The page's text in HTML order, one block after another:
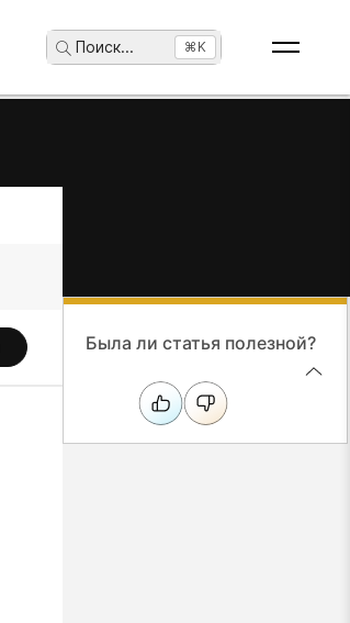
Поиск... ⌘K
Была ли статья полезной?